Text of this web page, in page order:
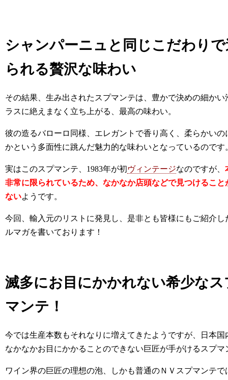
シャンパーニュと同じこだわり
られる贅沢な味わい
その結果、生み出されたスプマンテは、豊かで決めの細かい
ラスに絶えまなく立ち上がる、最高の味わい。
彼の造るバローロ同様、エレガントで香り高く、柔らかいの
かという多面性に跳んだ魅力的な味わいとなっているのです
実はこのスプマンテ、1983年が初ヴィンテージなのですが、
非常に限られているため、なかなか店頭などで見つけること
ないようです。
今回、輸入元のリストに発見し、是非とも皆様にもご紹介し
ルマガを書いております！
滅多にお目にかかれない希少なス
マンテ！
今では生産本数もそれなりに増えてきたようですが、日本国
なかなかお目にかかることのできない巨匠が手がけるスプマ
ワイン界の巨匠の理想の泡、しかも普通のＮＶスプマンテで